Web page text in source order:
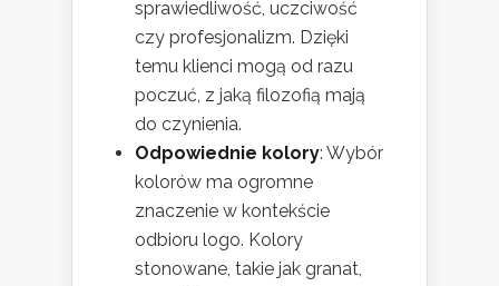
sprawiedliwość, uczciwość
czy profesjonalizm. Dzięki
temu klienci mogą od razu
poczuć, z jaką filozofią mają
do czynienia.
Odpowiednie kolory: Wybór
kolorów ma ogromne
znaczenie w kontekście
odbioru logo. Kolory
stonowane, takie jak granat,